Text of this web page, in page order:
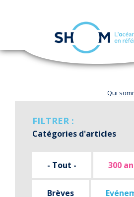
Aller
Qui
FILTRER :
Catégories d'articles
- Tout - 300
Brèves